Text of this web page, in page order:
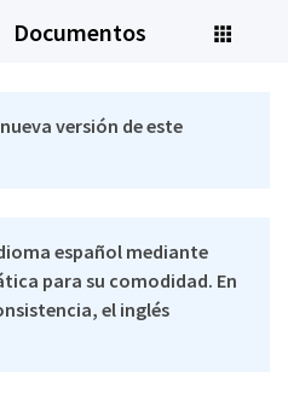
Documentos
versión de este
español mediante
para su comodidad. En
el inglés